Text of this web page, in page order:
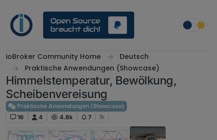
ioBroker Community Home
Deutsch
Praktische Anwendungen (Showcase)
Himmelstemperatur, Bewölkung,
Scheibenvereisung
Praktische Anwendungen (Showcase)
16
4 4.8k 7